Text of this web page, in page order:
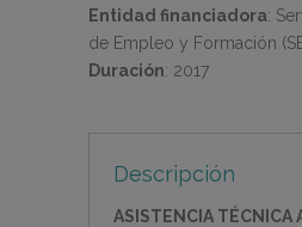
Entidad financiadora:
de Empleo y Formación
Duración: 2017
Descripción
ASISTENCIA TÉCNICA